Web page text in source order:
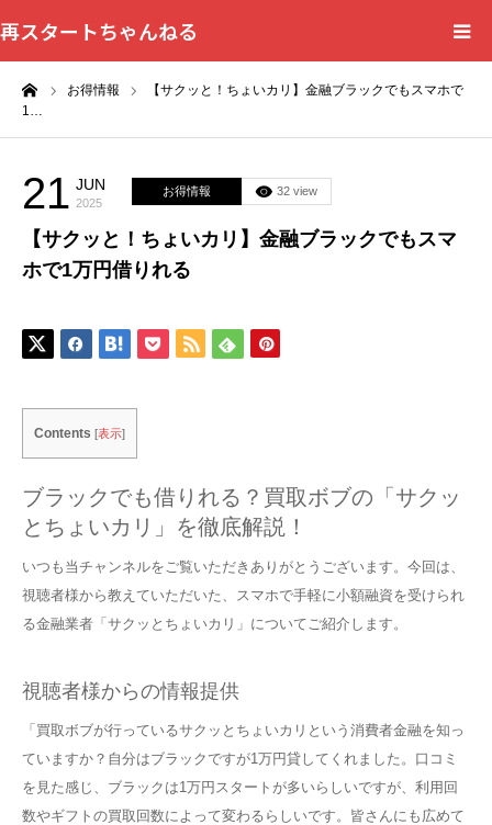
再スタートちゃんねる
お得情報
【サクッと！ちょいカリ】金融ブラックでもスマホで
1…
21 JUN
2025
お得情報 32 view
【サクッと！ちょいカリ】金融ブラックでもスマ
ホで1万円借りれる
Contents [表示]
ブラックでも借りれる？買取ボブの「サクッ
とちょいカリ」を徹底解説！
いつも当チャンネルをご覧いただきありがとうございます。今回は、
視聴者様から教えていただいた、スマホで手軽に小額融資を受けられ
る金融業者「サクッとちょいカリ」についてご紹介します。
視聴者様からの情報提供
「買取ボブが行っているサクッとちょいカリという消費者金融を知っ
ていますか？自分はブラックですが1万円貸してくれました。口コミ
を見た感じ、ブラックは1万円スタートが多いらしいですが、利用回
数やギフトの買取回数によって変わるらしいです。皆さんにも広めて
HOME
プライバシーポリシー